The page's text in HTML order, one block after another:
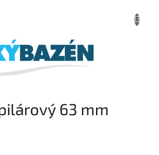
63 mm